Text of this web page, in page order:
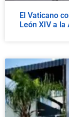
El Vaticano
León XIV a la